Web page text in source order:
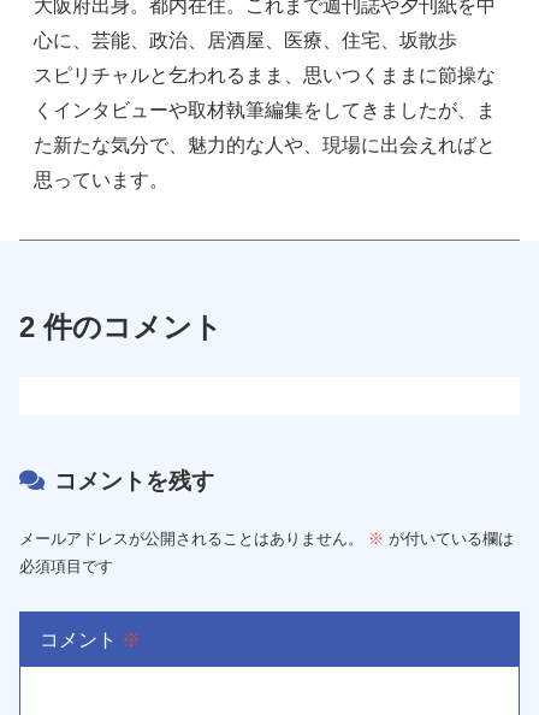
大阪府出身。都内在住。これまで週刊誌や夕刊紙を中
心に、芸能、政治、居酒屋、医療、住宅、坂散歩
スピリチャルと乞われるまま、思いつくままに節操な
くインタビューや取材執筆編集をしてきましたが、ま
た新たな気分で、魅力的な人や、現場に出会えればと
思っています。
2 件のコメント
コメントを残す
メールアドレスが公開されることはありません。 ※ が付いている欄は
必須項目です
コメント ※